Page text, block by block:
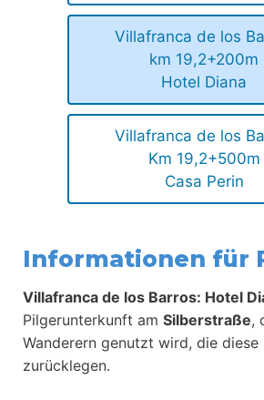
Villafranca de los
km 19,2+200m
Hotel Diana
Villafranca de los
Km 19,2+500m
Casa Perin
Informationen für
Villafranca de los Barros: Hotel
Pilgerunterkunft am Silberstraße,
Wanderern genutzt wird, die diese
zurücklegen.